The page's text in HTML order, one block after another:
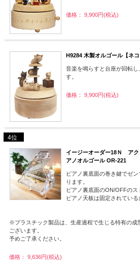
価格： 9,900円(税込)
H9284 木製オルゴール【ネコ
音楽を鳴らすと台座が回転
す。
価格： 9,900円(税込)
4位
イージーオーダー18Ｎ アク
アノオルゴール OR-221
ピアノ裏底面の巻き鍵でゼ
ります。
ピアノ裏底面のON/OFFのス
ピアノ天板は固定されている
※プラスチック製品は、生産過程で生じる特有の成
ございます。
予めご了承ください。
価格： 9,636円(税込)